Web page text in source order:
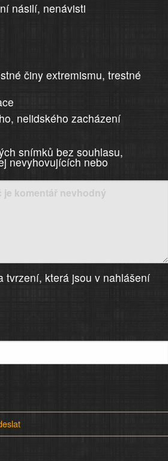
násilí, nenávisti
činy extremismu, trestné
nelidského zacházení
snímků bez souhlasu,
nevyhovujících nebo
tvrzení, která jsou v nahlášení